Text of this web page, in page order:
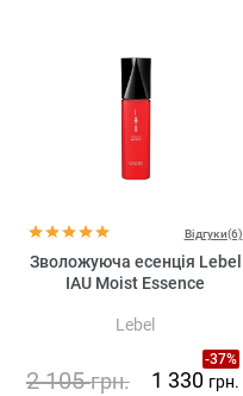
Відгуки(6)
Зволожуюча есенція Lebel
IAU Moist Essence
Lebel
-37%
2 105грн. 1 330 грн.